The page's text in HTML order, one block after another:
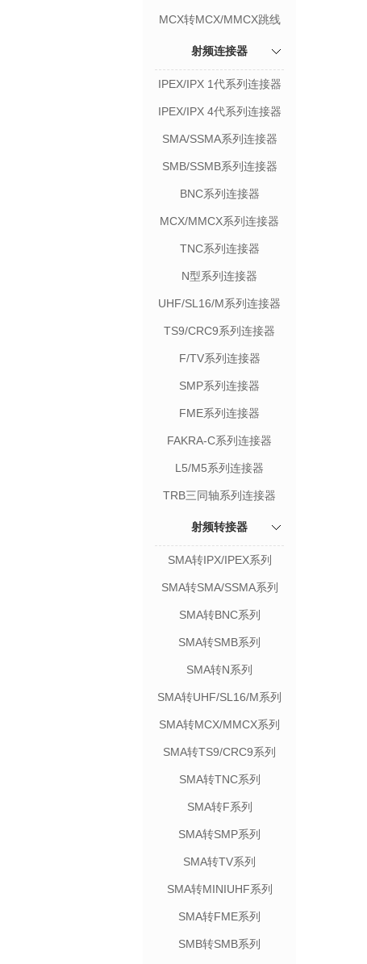
MCX转MCX/MMCX跳线
射频连接器
IPEX/IPX 1代系列连接器
IPEX/IPX 4代系列连接器
SMA/SSMA系列连接器
SMB/SSMB系列连接器
BNC系列连接器
MCX/MMCX系列连接器
TNC系列连接器
N型系列连接器
UHF/SL16/M系列连接器
TS9/CRC9系列连接器
F/TV系列连接器
SMP系列连接器
FME系列连接器
FAKRA-C系列连接器
L5/M5系列连接器
TRB三同轴系列连接器
射频转接器
SMA转IPX/IPEX系列
SMA转SMA/SSMA系列
SMA转BNC系列
SMA转SMB系列
SMA转N系列
SMA转UHF/SL16/M系列
SMA转MCX/MMCX系列
SMA转TS9/CRC9系列
SMA转TNC系列
SMA转F系列
SMA转SMP系列
SMA转TV系列
SMA转MINIUHF系列
SMA转FME系列
SMB转SMB系列